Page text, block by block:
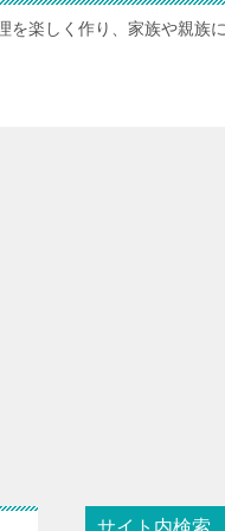
を楽しく作り、家族や親族
サイト内検索